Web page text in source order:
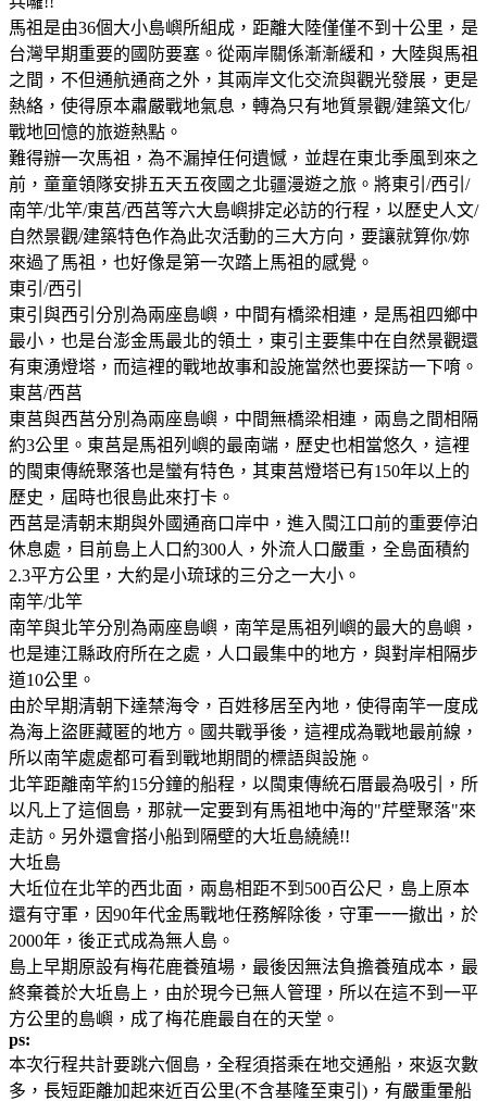
馬祖是由36個大小島嶼所組成，距離大陸僅僅不到十公里，是
台灣早期重要的國防要塞。從兩岸關係漸漸緩和，大陸與馬祖
之間，不但通航通商之外，其兩岸文化交流與觀光發展，更是
熱絡，使得原本肅嚴戰地氣息，轉為只有地質景觀/建築文化/
戰地回憶的旅遊熱點。
難得辦一次馬祖，為不漏掉任何遺憾，並趕在東北季風到來之
前，童童領隊安排五天五夜國之北疆漫遊之旅。將東引/西引/
南竿/北竿/東莒/西莒等六大島嶼排定必訪的行程，以歷史人文/
自然景觀/建築特色作為此次活動的三大方向，要讓就算你/妳
來過了馬祖，也好像是第一次踏上馬祖的感覺。
東引/西引
東引與西引分別為兩座島嶼，中間有橋梁相連，是馬祖四鄉中
最小，也是台澎金馬最北的領土，東引主要集中在自然景觀還
有東湧燈塔，而這裡的戰地故事和設施當然也要探訪一下唷。
東莒/西莒
東莒與西莒分別為兩座島嶼，中間無橋梁相連，兩島之間相隔
約3公里。東莒是馬祖列嶼的最南端，歷史也相當悠久，這裡
的閩東傳統聚落也是蠻有特色，其東莒燈塔已有150年以上的
歷史，屆時也很島此來打卡。
西莒是清朝末期與外國通商口岸中，進入閩江口前的重要停泊
休息處，目前島上人口約300人，外流人口嚴重，全島面積約
2.3平方公里，大約是小琉球的三分之一大小。
南竿/北竿
南竿與北竿分別為兩座島嶼，南竿是馬祖列嶼的最大的島嶼，
也是連江縣政府所在之處，人口最集中的地方，與對岸相隔步
道10公里。
由於早期清朝下達禁海令，百姓移居至內地，使得南竿一度成
為海上盜匪藏匿的地方。國共戰爭後，這裡成為戰地最前線，
所以南竿處處都可看到戰地期間的標語與設施。
北竿距離南竿約15分鐘的船程，以閩東傳統石厝最為吸引，所
以凡上了這個島，那就一定要到有馬祖地中海的"芹壁聚落"來
走訪。另外還會搭小船到隔壁的大坵島繞繞!!
大坵島
大坵位在北竿的西北面，兩島相距不到500百公尺，島上原本
還有守軍，因90年代金馬戰地任務解除後，守軍一一撤出，於
2000年，後正式成為無人島。
島上早期原設有梅花鹿養殖場，最後因無法負擔養殖成本，最
終棄養於大坵島上，由於現今已無人管理，所以在這不到一平
方公里的島嶼，成了梅花鹿最自在的天堂。
ps:
本次行程共計要跳六個島，全程須搭乘在地交通船，來返次數
多，長短距離加起來近百公里(不含基隆至東引)，有嚴重暈船